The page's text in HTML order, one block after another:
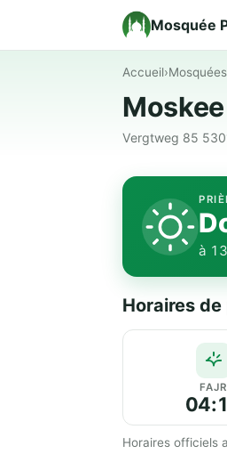
Mosquée
Accueil›
Vergtweg 85
à
FAJR